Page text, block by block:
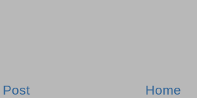
Post Home